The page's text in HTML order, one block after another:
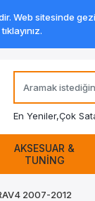
En Yeniler,Çok
AKSESUAR &
TUNİNG
2007-2012
Web sitesinde